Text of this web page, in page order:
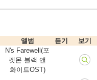
앨범 듣기 보기
N's Farewell(포
켓몬 블랙 앤
화이트OST)